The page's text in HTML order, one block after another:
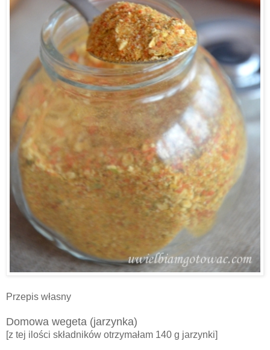
Przepis własny
Domowa wegeta (jarzynka)
[z tej ilości składników otrzymałam 140 g jarzynki]